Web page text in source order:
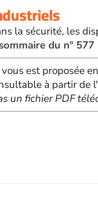
la sécurité, les
du n° 577
vous est proposée
à partir
un fichier PDF